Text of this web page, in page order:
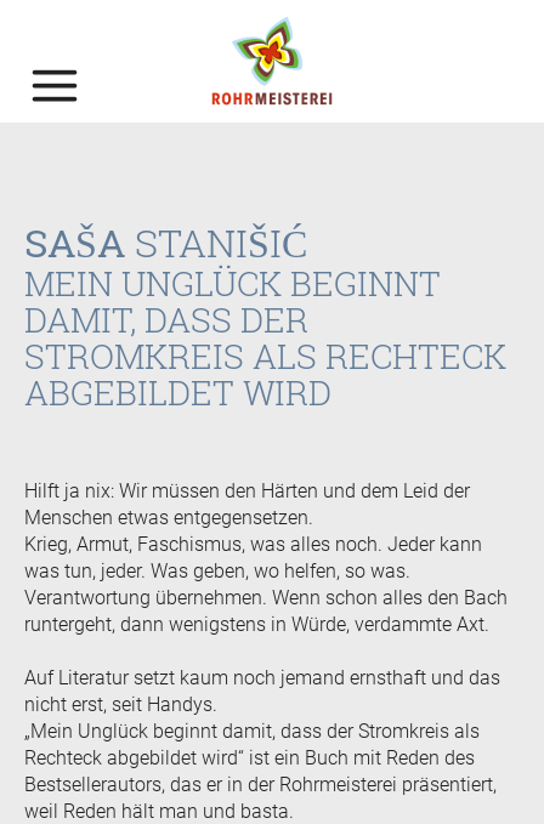
SAŠA STANIŠIĆ
MEIN UNGLÜCK BEGINNT
DAMIT, DASS DER
STROMKREIS ALS RECHTECK
ABGEBILDET WIRD
Hilft ja nix: Wir müssen den Härten und dem Leid der
Menschen etwas entgegensetzen.
Krieg, Armut, Faschismus, was alles noch. Jeder kann
was tun, jeder. Was geben, wo helfen, so was.
Verantwortung übernehmen. Wenn schon alles den Bach
runtergeht, dann wenigstens in Würde, verdammte Axt.
Auf Literatur setzt kaum noch jemand ernsthaft und das
nicht erst, seit Handys.
„Mein Unglück beginnt damit, dass der Stromkreis als
Rechteck abgebildet wird“ ist ein Buch mit Reden des
Bestsellerautors, das er in der Rohrmeisterei präsentiert,
weil Reden hält man und basta.